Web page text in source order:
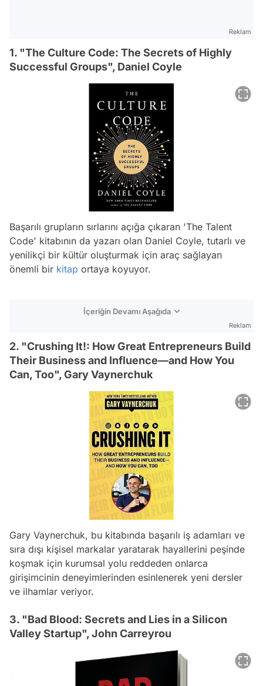
Reklam
1. "The Culture Code: The Secrets of Highly
Successful Groups", Daniel Coyle
Başarılı grupların sırlarını açığa çıkaran 'The Talent
Code' kitabının da yazarı olan Daniel Coyle, tutarlı ve
yenilikçi bir kültür oluşturmak için araç sağlayan
önemli bir kitap ortaya koyuyor.
İçeriğin Devamı Aşağıda
Reklam
2. "Crushing It!: How Great Entrepreneurs Build
Their Business and Influence—and How You
Can, Too", Gary Vaynerchuk
Gary Vaynerchuk, bu kitabında başarılı iş adamları ve
sıra dışı kişisel markalar yaratarak hayallerini peşinde
koşmak için kurumsal yolu reddeden onlarca
girişimcinin deneyimlerinden esinlenerek yeni dersler
ve ilhamlar veriyor.
3. "Bad Blood: Secrets and Lies in a Silicon
Valley Startup", John Carreyrou